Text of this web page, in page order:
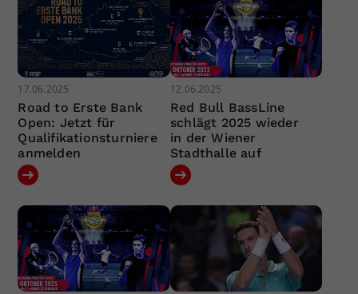
17.06.2025
Road to Erste Bank
Open: Jetzt für
Qualifikationsturniere
anmelden
12.06.2025
Red Bull BassLine
schlägt 2025 wieder
in der Wiener
Stadthalle auf